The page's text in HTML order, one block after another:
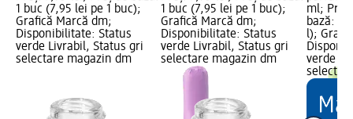
1 buc (7,95 lei pe 1 buc);
Grafică Marcă dm;
Disponibilitate: Status
verde Livrabil, Status gri
selectare magazin dm
1 buc (7,95 lei pe 1 buc);
Grafică Marcă dm;
Disponibilitate: Status
verde Livrabil, Status gri
selectare magazin dm
ml;
bază:
l);
verde